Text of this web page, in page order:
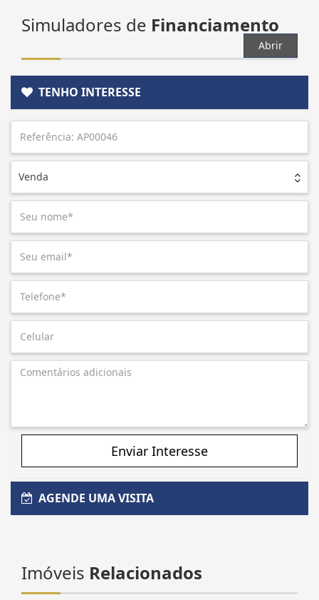
Simuladores de Financiamento
Abrir
TENHO INTERESSE
Venda
Enviar Interesse
AGENDE UMA VISITA
Imóveis Relacionados